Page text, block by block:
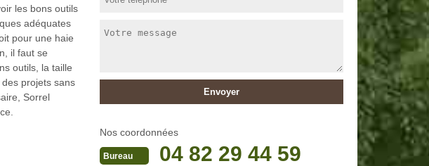
les bons outils
adéquates
pour une haie
il faut se
outils, la taille
projets sans
Sorrel
Nos coordonnées
Bureau 04 82 29 44 59